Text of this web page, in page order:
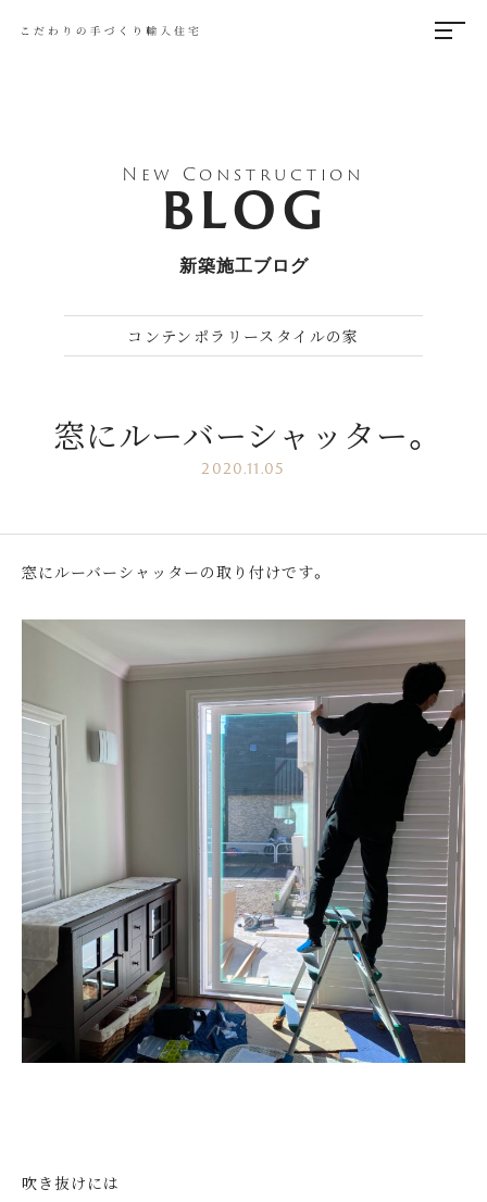
New Construction
BLOG
新築施工ブログ
コンテンポラリースタイルの家
窓にルーバーシャッター。
2020.11.05
窓にルーバーシャッターの取り付けです。
吹き抜けには